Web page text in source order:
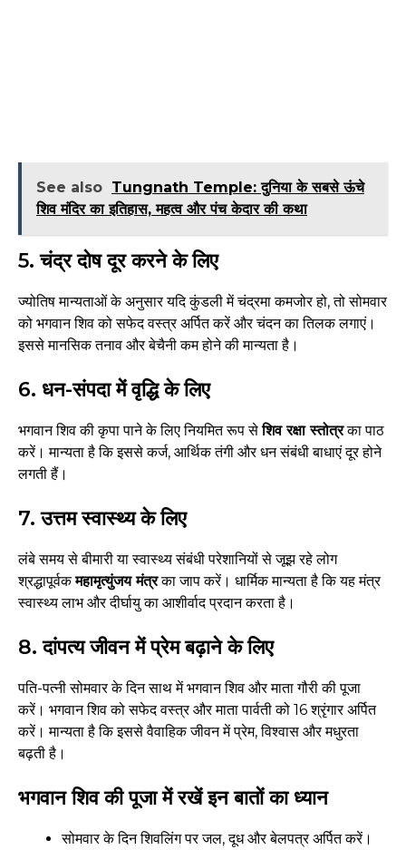
See also Tungnath Temple: दुनिया के सबसे ऊंचे
शिव मंदिर का इतिहास, महत्व और पंच केदार की कथा
5. चंद्र दोष दूर करने के लिए
ज्योतिष मान्यताओं के अनुसार यदि कुंडली में चंद्रमा कमजोर हो, तो सोमवार
को भगवान शिव को सफेद वस्त्र अर्पित करें और चंदन का तिलक लगाएं।
इससे मानसिक तनाव और बेचैनी कम होने की मान्यता है।
6. धन-संपदा में वृद्धि के लिए
भगवान शिव की कृपा पाने के लिए नियमित रूप सेशिव रक्षा स्तोत्रका पाठ
करें। मान्यता है कि इससे कर्ज, आर्थिक तंगी और धन संबंधी बाधाएं दूर होने
लगती हैं।
7. उत्तम स्वास्थ्य के लिए
लंबे समय से बीमारी या स्वास्थ्य संबंधी परेशानियों से जूझ रहे लोग
श्रद्धापूर्वकमहामृत्युंजय मंत्रका जाप करें। धार्मिक मान्यता है कि यह मंत्र
स्वास्थ्य लाभ और दीर्घायु का आशीर्वाद प्रदान करता है।
8. दांपत्य जीवन में प्रेम बढ़ाने के लिए
पति-पत्नी सोमवार के दिन साथ में भगवान शिव और माता गौरी की पूजा
करें। भगवान शिव को सफेद वस्त्र और माता पार्वती को 16 श्रृंगार अर्पित
करें। मान्यता है कि इससे वैवाहिक जीवन में प्रेम, विश्वास और मधुरता
बढ़ती है।
भगवान शिव की पूजा में रखें इन बातों का ध्यान
सोमवार के दिन शिवलिंग पर जल, दूध और बेलपत्र अर्पित करें।